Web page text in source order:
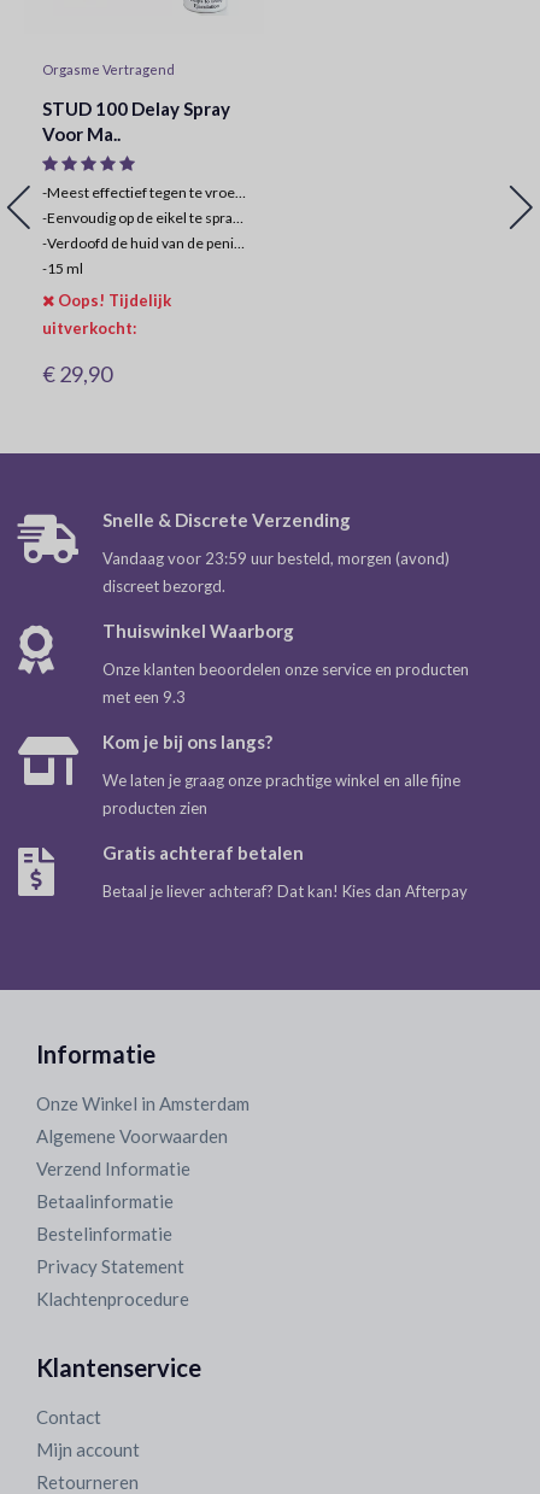
Orgasme Vertragend
STUD 100 Delay Spray
Voor Ma..
-Meest effectief tegen te vroeg klaarkomen
-Eenvoudig op de eikel te sprayen
-Verdoofd de huid van de penis lichtelijk
-15 ml
Oops! Tijdelijk
uitverkocht:
€ 29,90
Snelle & Discrete Verzending
Vandaag voor 23:59 uur besteld, morgen (avond)
discreet bezorgd.
Thuiswinkel Waarborg
Onze klanten beoordelen onze service en producten
met een 9.3
Kom je bij ons langs?
We laten je graag onze prachtige winkel en alle fijne
producten zien
Gratis achteraf betalen
Betaal je liever achteraf? Dat kan! Kies dan Afterpay
Informatie
Onze Winkel in Amsterdam
Algemene Voorwaarden
Verzend Informatie
Betaalinformatie
Bestelinformatie
Privacy Statement
Klachtenprocedure
Klantenservice
Contact
Mijn account
Retourneren